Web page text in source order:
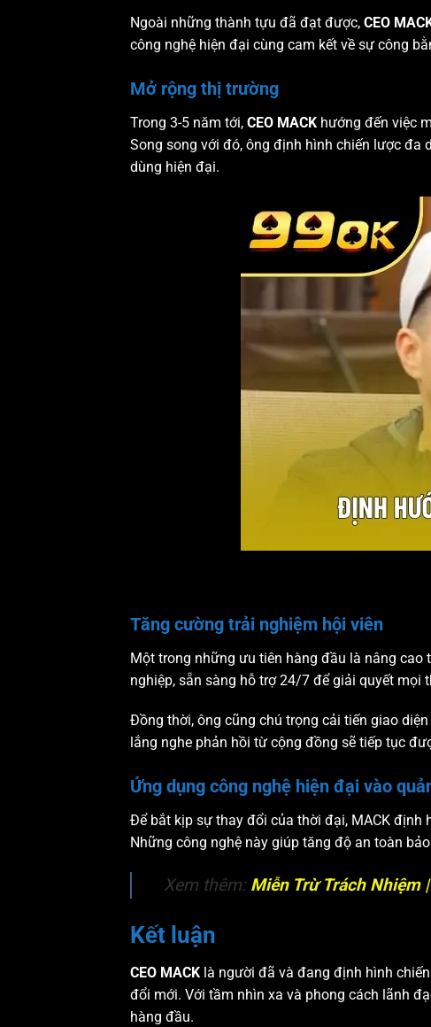
Ngoài những thành tựu đã đạt được, CEO
công nghệ hiện đại cùng cam kết về sự công
Mở rộng thị trường
Trong 3-5 năm tới, CEO MACK hướng đến việc
Song song với đó, ông định hình chiến lược đa
dùng hiện đại.
Tăng cường trải nghiệm hội viên
Một trong những ưu tiên hàng đầu là nâng cao
nghiệp, sẵn sàng hỗ trợ 24/7 để giải quyết mọi
Đồng thời, ông cũng chú trọng cải tiến giao
lắng nghe phản hồi từ cộng đồng sẽ tiếp tục
Ứng dụng công nghệ hiện đại vào
Để bắt kịp sự thay đổi của thời đại, MACK định
Những công nghệ này giúp tăng độ an toàn
Xem thêm: Miễn Trừ Trách Nhiệm
Kết luận
CEO MACK là người đã và đang định hình
đổi mới. Với tầm nhìn xa và phong cách lãnh
hàng đầu.